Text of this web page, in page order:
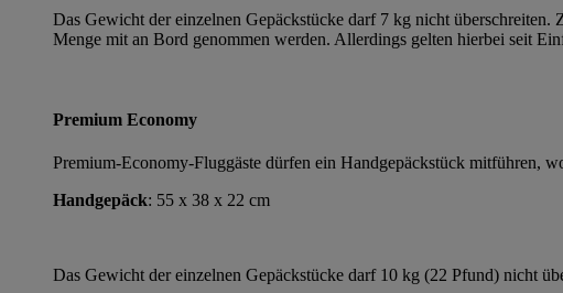
Das Gewicht der einzelnen Gepäckstücke darf 7 kg nicht
Menge mit an Bord genommen werden. Allerdings gelten hierbei seit
Premium Economy
Premium-Economy-Fluggäste dürfen ein Handgepäckstück mitführen,
Handgepäck: 55 x 38 x 22 cm
Das Gewicht der einzelnen Gepäckstücke darf 10 kg (22 Pfund) nicht